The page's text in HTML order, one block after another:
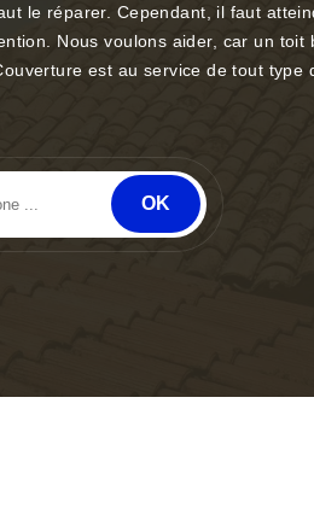
le réparer. Cependant, il faut
Nous voulons aider, car un toit
est au service de tout type